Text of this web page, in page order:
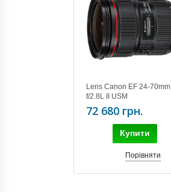
Lens Canon EF 24-70mm
f/2.8L II USM
72 680 грн.
Купити
Порівняти